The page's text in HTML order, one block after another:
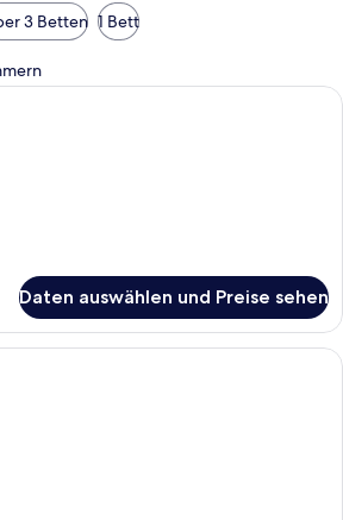
3 Betten 1 Bett
Badezimmer | Badewanne und
Daten auswählen und Preise sehen
Hochwertige Bettwaren, Zimmersafe,